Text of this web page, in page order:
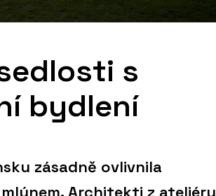
s
bydlení
zásadně ovlivnila
Architekti z ateliéru